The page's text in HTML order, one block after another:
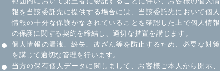
報を当該委託先に提供する場合には、当該委託先において個人
情報の十分な保護がなされていることを確認した上で個人情報
の保護に関する契約を締結し、適切な措置を講じます。
個人情報の漏洩、紛失、改ざん等を防止するため、必要な対策
を講じて適切な管理を行います。
当方の保有個人データに関しまして、お客様ご本人から開示、